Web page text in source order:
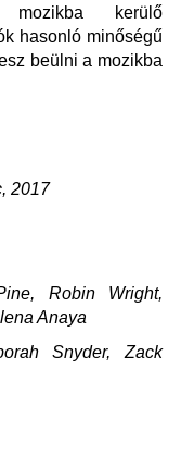
kerülő
hasonló minőségű
beülni a mozikba
2017
Robin Wright,
Anaya
Snyder, Zack